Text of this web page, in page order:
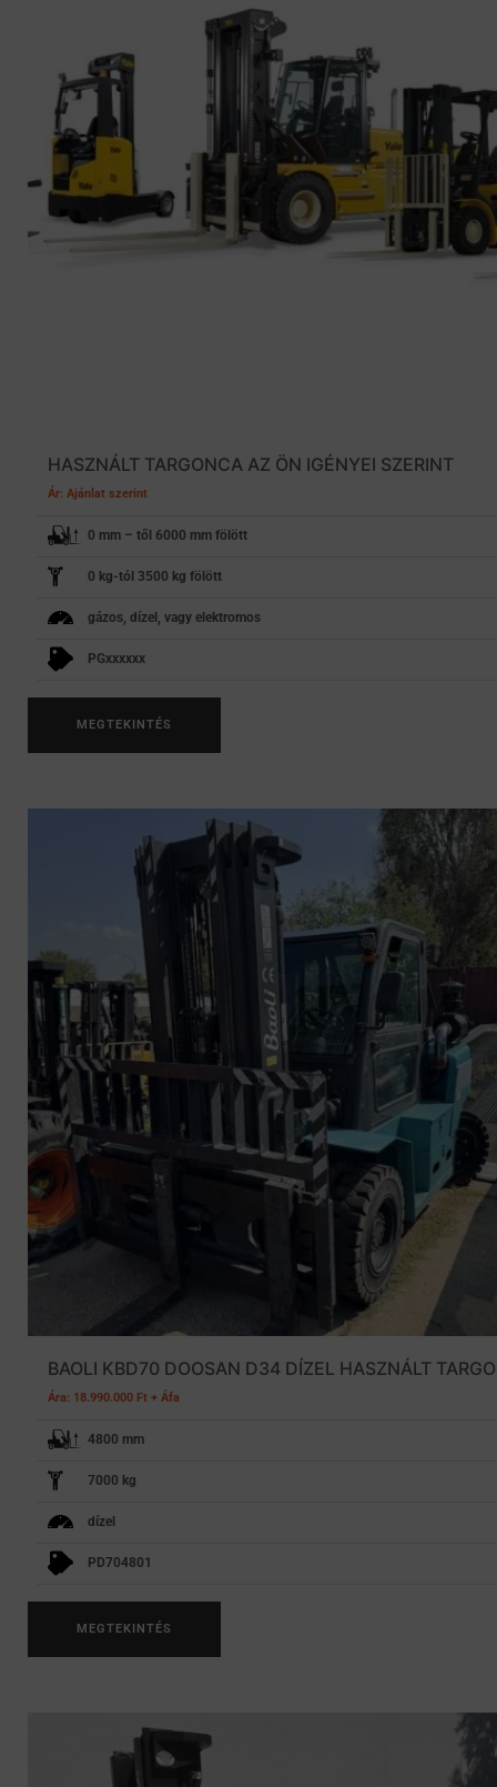
HASZNÁLT TARGONCA AZ ÖN IGÉNYEI SZERINT
Ár: Ajánlat szerint
0 mm – től 6000 mm fölött
0 kg-tól 3500 kg fölött
gázos, dízel, vagy elektromos
PGxxxxxx
MEGTEKINTÉS
BAOLI KBD70 DOOSAN D34 DÍZEL HASZNÁLT
Ára: 18.990.000 Ft + Áfa
4800 mm
7000 kg
dízel
PD704801
MEGTEKINTÉS